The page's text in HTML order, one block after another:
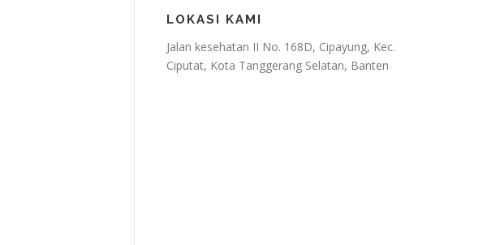
LOKASI KAMI
Jalan kesehatan II No. 168D, Cipayung, Kec.
Ciputat, Kota Tanggerang Selatan, Banten